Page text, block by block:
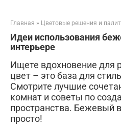
Главная » Цветовые решения и
Идеи использования
интерьере
Ищете вдохновение для
цвет – это база для
Смотрите лучшие
комнат и советы по
пространства. Бежевый
просто!